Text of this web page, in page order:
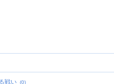
戦い (0)